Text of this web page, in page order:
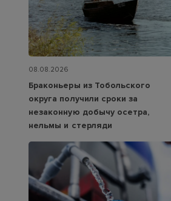
08.08.2026
Браконьеры из Тобольского
округа получили сроки за
незаконную добычу осетра,
нельмы и стерляди